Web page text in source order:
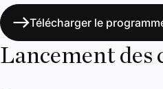
Télécharger le
Lancement des